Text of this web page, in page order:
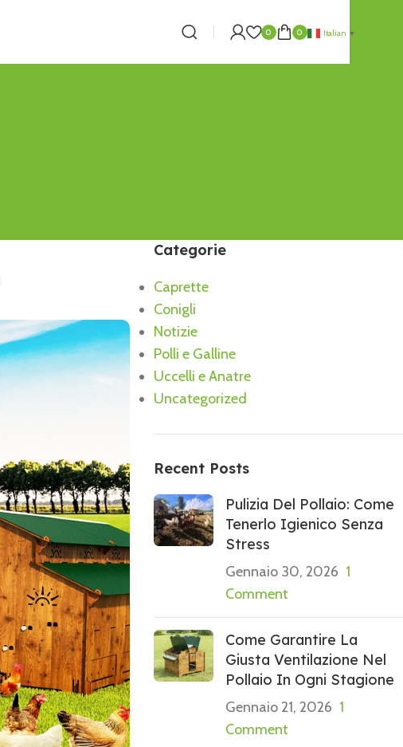
0 0 Italian ▼
Categorie
Caprette
Conigli
Notizie
Polli e Galline
Uccelli e Anatre
Uncategorized
Recent Posts
Pulizia Del Pollaio: Come
Tenerlo Igienico Senza
Stress
Gennaio 30, 2026 1
Comment
Come Garantire La
Giusta Ventilazione Nel
Pollaio In Ogni Stagione
Gennaio 21, 2026 1
Comment